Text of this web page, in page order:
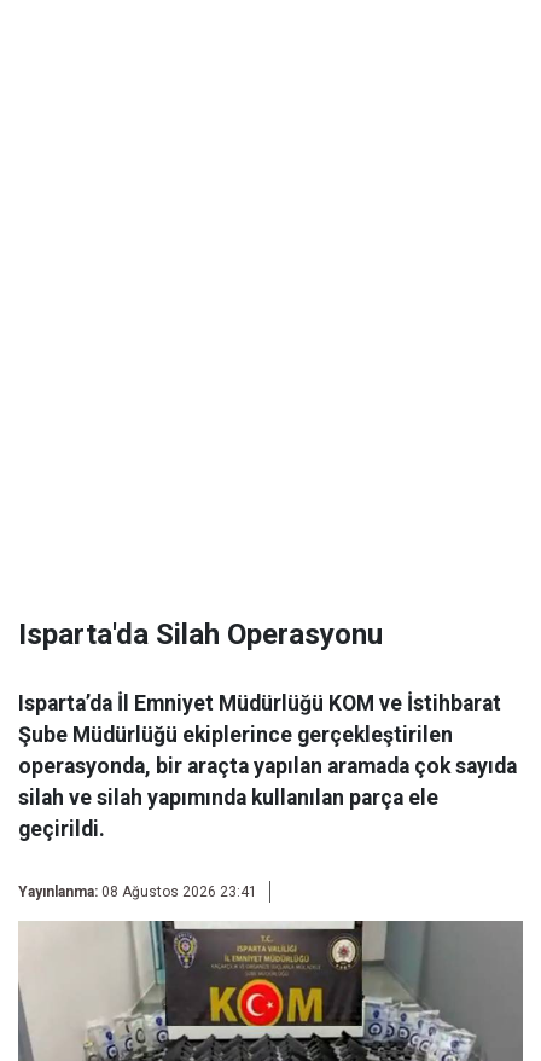
Isparta'da Silah Operasyonu
Isparta’da İl Emniyet Müdürlüğü KOM ve İstihbarat
Şube Müdürlüğü ekiplerince gerçekleştirilen
operasyonda, bir araçta yapılan aramada çok sayıda
silah ve silah yapımında kullanılan parça ele
geçirildi.
Yayınlanma: 08 Ağustos 2026 23:41